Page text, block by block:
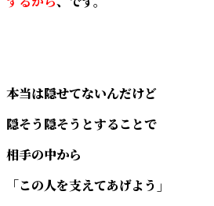
本当は隠せてないんだけど
隠そう隠そうとすることで
相手の中から
「この人を支えてあげよう」